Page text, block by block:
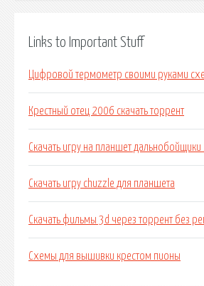
Links to Important Stuff
Цифровой термометр своими руками
Крестный отец 2006 скачать торрент
Скачать игру на планшет дальнобойщики
Скачать игру chuzzle для планшета
Скачать фильмы 3d через торрент без
Схемы для вышивки крестом пионы